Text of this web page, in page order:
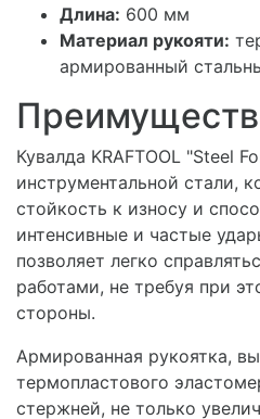
Длина: 600 мм
Материал рукояти:
армированный
Кувалда KRAFTOOL "Steel
инструментальной стали,
стойкость к износу и
интенсивные и частые
позволяет легко
работами, не требуя при
стороны.
Армированная рукоятка,
термопластового
стержней, не только